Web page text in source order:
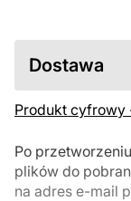
Dostawa
Produkt cyfrowy
Po
plików do
na adres e-mail